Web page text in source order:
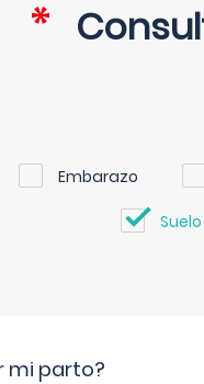
Embarazo
mi parto?